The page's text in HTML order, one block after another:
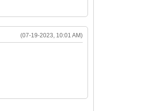
(07-19-2023, 10:01 AM)